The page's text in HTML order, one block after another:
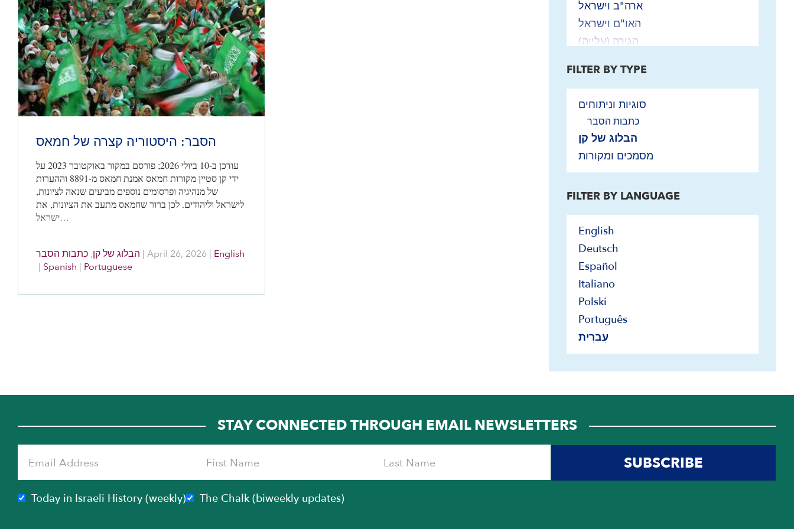
הסבר: היסטוריה קצרה של חמאס
עודכן ב-10 ביולי 2026; פורסם במקור באוקטובר 2023 על
ידי קן סטיין מקורות חמאס אמנת חמאס מ-8891 וההערות
של מנהיגיה ופרסומים נוספים מביעים שנאה לציונות,
לישראל וליהודים. לכן ברור שחמאס מתעב את הציונות, את
ישראל…
הבלוג של קן, כתבות הסבר | April 26, 2026 | English
| Spanish | Portuguese
ארה"ב וישראל
האו"ם וישראל
הגירה (עלייה)
טרור
כלכלה וטכנולוגיה
מלחמת 1973
מצרים וישראל
משא ומתן ערבי-ישראלי
השלום עם ירדן
ערביי פלסטין/ישראל
FILTER BY TYPE
סוגיות וניתוחים
כתבות הסבר
הבלוג של קן
מסמכים ומקורות
FILTER BY LANGUAGE
English
Deutsch
Español
Italiano
Polski
Português
עִברִית
STAY CONNECTED THROUGH EMAIL NEWSLETTERS
SUBSCRIBE
Today in Israeli History (weekly) The Chalk (biweekly updates)